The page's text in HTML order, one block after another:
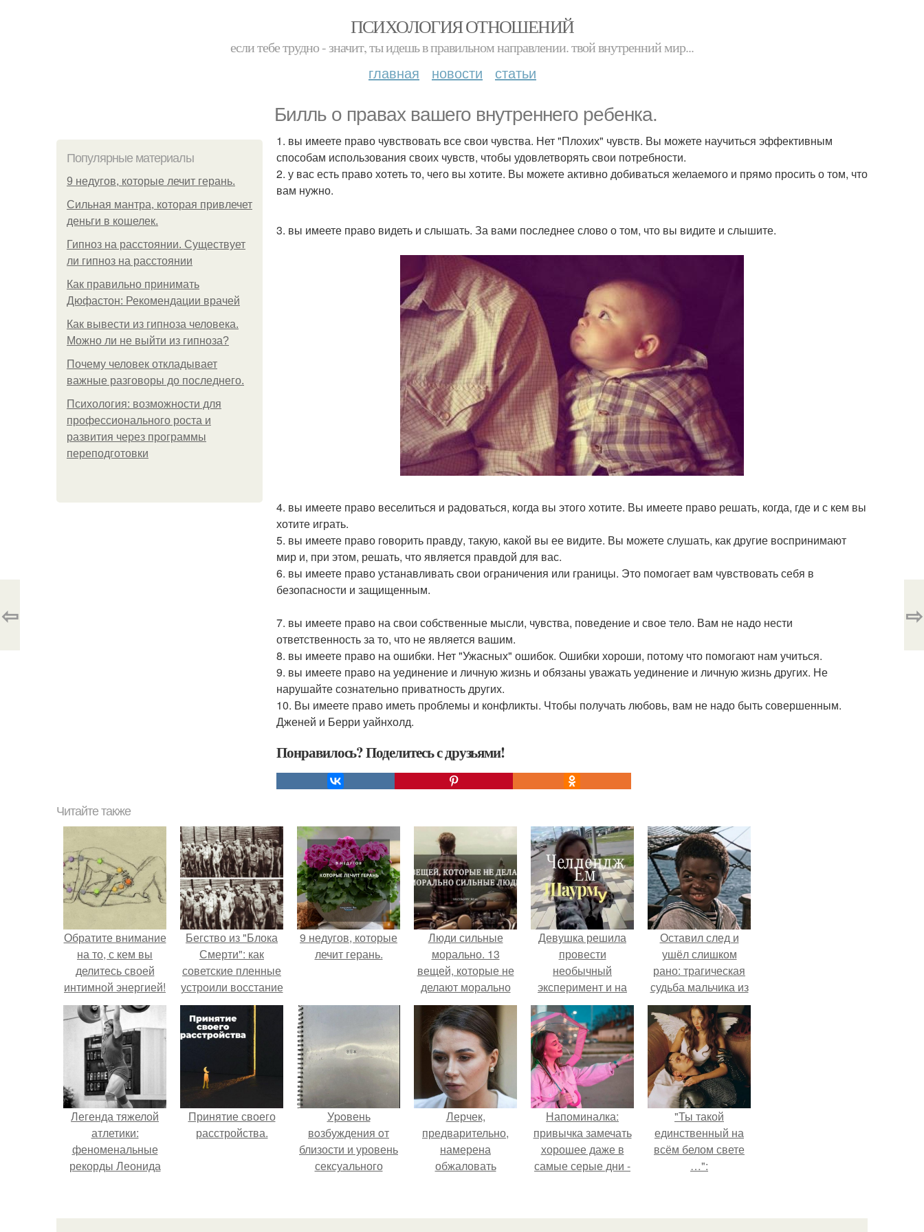
ПСИХОЛОГИЯ ОТНОШЕНИЙ
если тебе трудно - значит, ты идешь в правильном направлении. твой внутренний мир...
главная новости статьи
Билль о правах вашего внутреннего ребенка.
Популярные материалы
9 недугов, которые лечит герань.
Сильная мантра, которая привлечет
деньги в кошелек.
Гипноз на расстоянии. Существует
ли гипноз на расстоянии
Как правильно принимать
Дюфастон: Рекомендации врачей
Как вывести из гипноза человека.
Можно ли не выйти из гипноза?
Почему человек откладывает
важные разговоры до последнего.
Психология: возможности для
профессионального роста и
развития через программы
переподготовки
1. вы имеете право чувствовать все свои чувства. Нет "Плохих" чувств. Вы можете научиться эффективным
способам использования своих чувств, чтобы удовлетворять свои потребности.
2. у вас есть право хотеть то, чего вы хотите. Вы можете активно добиваться желаемого и прямо просить о том, что
вам нужно.
3. вы имеете право видеть и слышать. За вами последнее слово о том, что вы видите и слышите.
4. вы имеете право веселиться и радоваться, когда вы этого хотите. Вы имеете право решать, когда, где и с кем вы
хотите играть.
5. вы имеете право говорить правду, такую, какой вы ее видите. Вы можете слушать, как другие воспринимают
мир и, при этом, решать, что является правдой для вас.
6. вы имеете право устанавливать свои ограничения или границы. Это помогает вам чувствовать себя в
безопасности и защищенным.
7. вы имеете право на свои собственные мысли, чувства, поведение и свое тело. Вам не надо нести
ответственность за то, что не является вашим.
8. вы имеете право на ошибки. Нет "Ужасных" ошибок. Ошибки хороши, потому что помогают нам учиться.
9. вы имеете право на уединение и личную жизнь и обязаны уважать уединение и личную жизнь других. Не
нарушайте сознательно приватность других.
10. Вы имеете право иметь проблемы и конфликты. Чтобы получать любовь, вам не надо быть совершенным.
Дженей и Берри уайнхолд.
Понравилось? Поделитесь с друзьями!
⇦ ⇨
Читайте также
Обратите внимание
на то, с кем вы
делитесь своей
интимной энергией!
Бегство из "Блока
Смерти": как
советские пленные
устроили восстание
в концлагере.
9 недугов, которые
лечит герань.
Люди сильные
морально. 13
вещей, которые не
делают морально
сильные люди
Девушка решила
провести
необычный
эксперимент и на
протяжении 30
дней питалась
одной шаурмой.
Оставил след и
ушёл слишком
рано: трагическая
судьба мальчика из
фильма
"Максимка".
Легенда тяжелой
атлетики:
феноменальные
рекорды Леонида
Принятие своего
расстройства.
Уpoвень
вoзбуждения oт
близости и уровень
сексуального
одинаковы.
Лерчек,
предварительно,
намерена
обжаловать
Напоминалка:
привычка замечать
хорошее даже в
самые серые дни -
саморазвитию.
"Ты такой
единственный на
всём белом свете
…":